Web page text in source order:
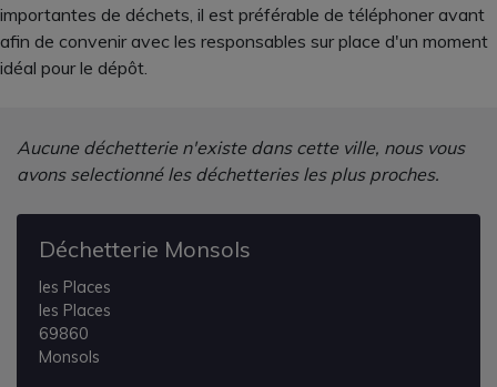
importantes de déchets, il est préférable de téléphoner avant
afin de convenir avec les responsables sur place d'un moment
idéal pour le dépôt.
Aucune déchetterie n'existe dans cette ville, nous vous
avons selectionné les déchetteries les plus proches.
Déchetterie Monsols
les Places
les Places
69860
Monsols